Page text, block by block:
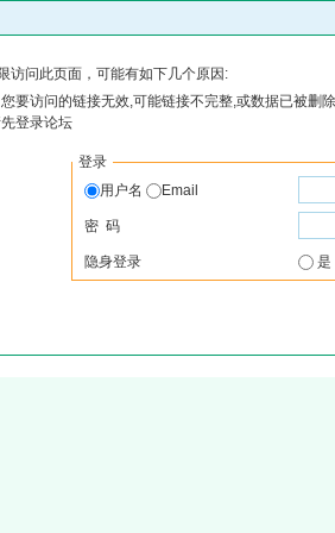
访问此页面，可能有如下几个原因:
要访问的链接无效,可能链接不完整,或数据已被删
登录论坛
登录
用户名
Email
密 码
隐身登录